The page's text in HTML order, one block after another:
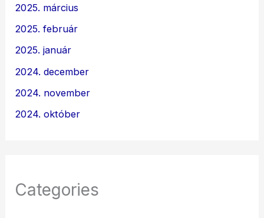
2025. március
2025. február
2025. január
2024. december
2024. november
2024. október
Categories